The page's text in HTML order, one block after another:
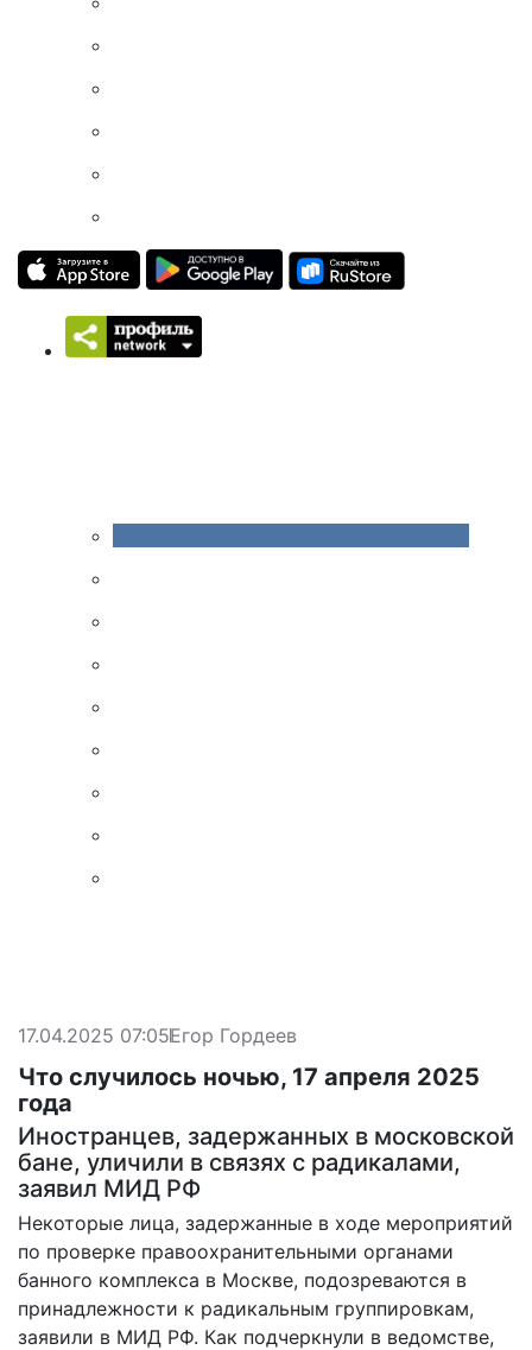
17.04.2025 07:05Егор Гордеев
Что случилось ночью, 17 апреля 2025
года
Иностранцев, задержанных в московской
бане, уличили в связях с радикалами,
заявил МИД РФ
Некоторые лица, задержанные в ходе мероприятий
по проверке правоохранительными органами
банного комплекса в Москве, подозреваются в
принадлежности к радикальным группировкам,
заявили в МИД РФ. Как подчеркнули в ведомстве,